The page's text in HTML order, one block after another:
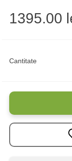
Cantitate
1395.00